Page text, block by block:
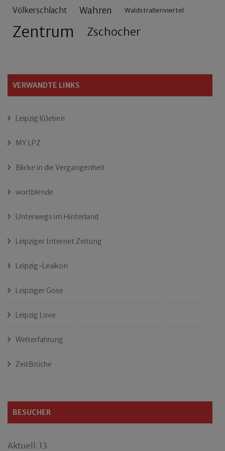
Völkerschlacht Wahren Waldstraßenviertel
Zentrum Zschocher
VERWANDTE LINKS
Leipzig l(i)eben
MY LPZ
Blicke in die Vergangenheit
wortblende
Unterwegs im Hinterland
Leipziger Internet Zeitung
Leipzig-Lexikon
Leipziger Gose
Leipzig Love
Welterfahrung
ZeitBrüche
BESUCHER
Aktuell: 13